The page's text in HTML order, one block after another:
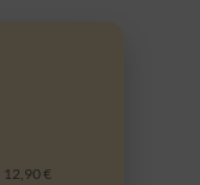
12,90 €